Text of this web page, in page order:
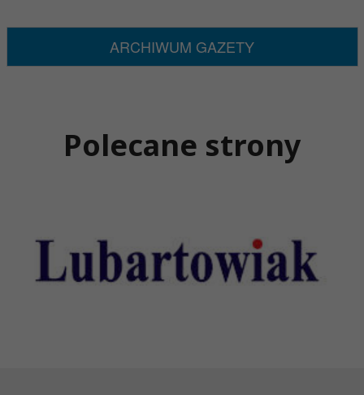
ARCHIWUM GAZETY
Polecane strony